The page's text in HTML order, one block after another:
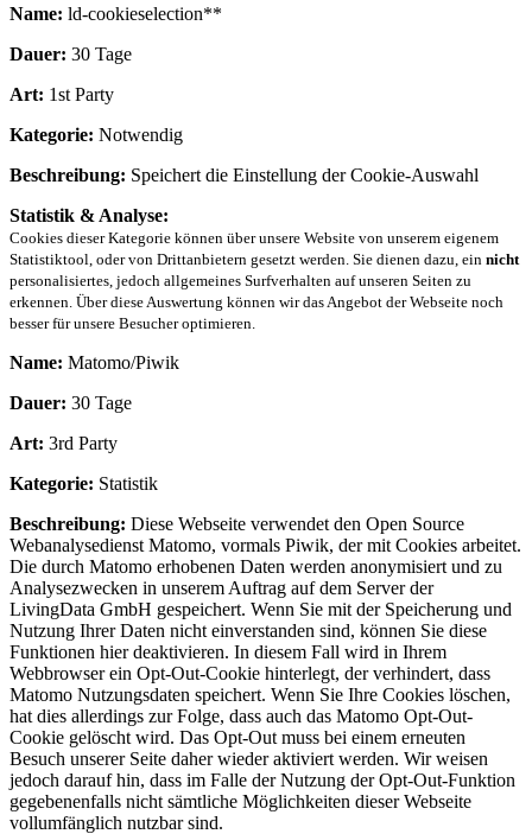
Name: ld-cookieselection**
Dauer: 30 Tage
Art: 1st Party
Kategorie: Notwendig
Beschreibung: Speichert die Einstellung der Cookie-Auswahl
Statistik & Analyse:
Cookies dieser Kategorie können über unsere Website von unserem eigenem
Statistiktool, oder von Drittanbietern gesetzt werden. Sie dienen dazu, ein nicht
personalisiertes, jedoch allgemeines Surfverhalten auf unseren Seiten zu
erkennen. Über diese Auswertung können wir das Angebot der Webseite noch
besser für unsere Besucher optimieren.
Name: Matomo/Piwik
Dauer: 30 Tage
Art: 3rd Party
Kategorie: Statistik
Beschreibung: Diese Webseite verwendet den Open Source
Webanalysedienst Matomo, vormals Piwik, der mit Cookies arbeitet.
Die durch Matomo erhobenen Daten werden anonymisiert und zu
Analysezwecken in unserem Auftrag auf dem Server der
LivingData GmbH gespeichert. Wenn Sie mit der Speicherung und
Nutzung Ihrer Daten nicht einverstanden sind, können Sie diese
Funktionen hier deaktivieren. In diesem Fall wird in Ihrem
Webbrowser ein Opt-Out-Cookie hinterlegt, der verhindert, dass
Matomo Nutzungsdaten speichert. Wenn Sie Ihre Cookies löschen,
hat dies allerdings zur Folge, dass auch das Matomo Opt-Out-
Cookie gelöscht wird. Das Opt-Out muss bei einem erneuten
Besuch unserer Seite daher wieder aktiviert werden. Wir weisen
jedoch darauf hin, dass im Falle der Nutzung der Opt-Out-Funktion
gegebenenfalls nicht sämtliche Möglichkeiten dieser Webseite
vollumfänglich nutzbar sind.